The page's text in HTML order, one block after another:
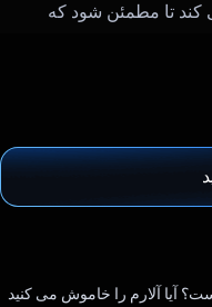
تا مطمئن شود که
آیا آلارم را خاموش می کنید